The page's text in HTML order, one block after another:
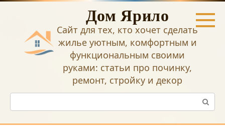
Перейти
Дом Ярило
Сайт для тех, кто хочет сделать
жилье уютным, комфортным и
функциональным своими
руками: статьи про починку,
ремонт, стройку и декор
Поиск: